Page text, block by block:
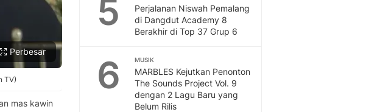
Perbesar
TV)
mas kawin
5
Perjalanan Niswah Pemalang
di Dangdut Academy 8
Berakhir di Top 37 Grup 6
6 MUSIK
MARBLES Kejutkan Penonton
The Sounds Project Vol. 9
dengan 2 Lagu Baru yang
Belum Rilis